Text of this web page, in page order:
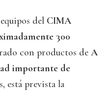
del CIMA
300
con productos de A
importante de
está prevista la